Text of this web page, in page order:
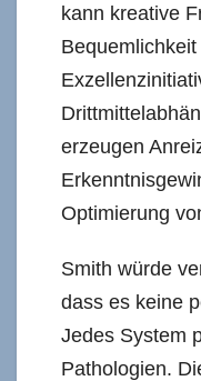
kann kreative
erzeugen
Optimierung
Smith würde
dass es keine
Jedes System
Pathologien.